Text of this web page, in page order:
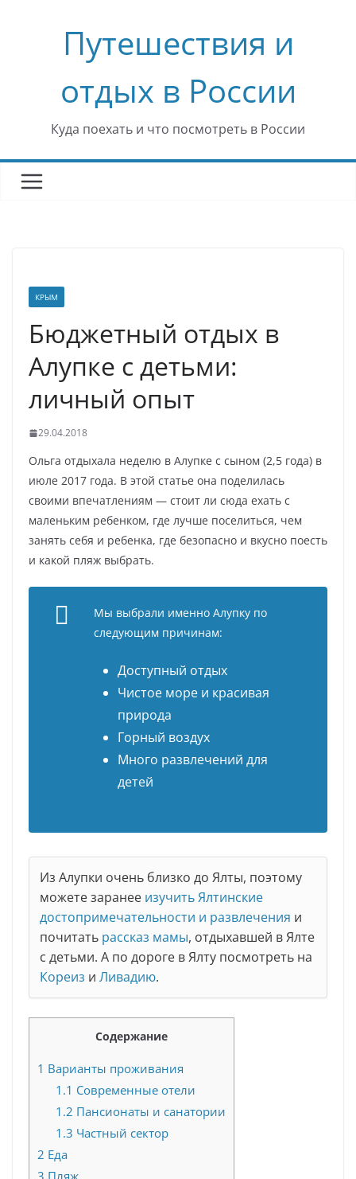
содержимомуПутешествия и
отдых в России
Куда поехать и что посмотреть в России
КРЫМ
Бюджетный отдых в
Алупке с детьми:
личный опыт
29.04.2018
Ольга отдыхала неделю в Алупке с сыном (2,5 года) в
июле 2017 года. В этой статье она поделилась
своими впечатлениям — стоит ли сюда ехать с
маленьким ребенком, где лучше поселиться, чем
занять себя и ребенка, где безопасно и вкусно поесть
и какой пляж выбрать.
Мы выбрали именно Алупку по
следующим причинам:
Доступный отдых
Чистое море и красивая
природа
Горный воздух
Много развлечений для
детей
Из Алупки очень близко до Ялты, поэтому
можете заранее изучить Ялтинские
достопримечательности и развлечения и
почитать рассказ мамы, отдыхавшей в Ялте
с детьми. А по дороге в Ялту посмотреть на
Кореиз и Ливадию.
Содержание
1 Варианты проживания
1.1 Современные отели
1.2 Пансионаты и санатории
1.3 Частный сектор
2 Еда
3 Пляж